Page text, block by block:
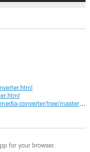
https://github.com/inbasic/media-converter/tree/master/WebExtension
for your browser.